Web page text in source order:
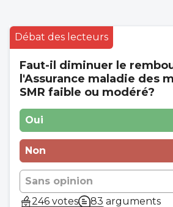
Débat des lecteurs
Faut-il diminuer le
l'Assurance maladie des
SMR faible ou modéré?
Oui
Non
Sans opinion
246 votes
83 arguments